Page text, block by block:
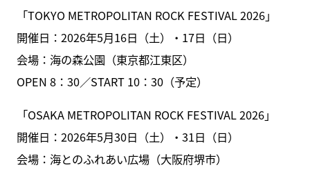
「TOKYO METROPOLITAN ROCK FESTIVAL 2026」
開催日：2026年5月16日（土）・17日（日）
会場：海の森公園（東京都江東区）
OPEN 8：30／START 10：30（予定）
「OSAKA METROPOLITAN ROCK FESTIVAL 2026」
開催日：2026年5月30日（土）・31日（日）
会場：海とのふれあい広場（大阪府堺市）